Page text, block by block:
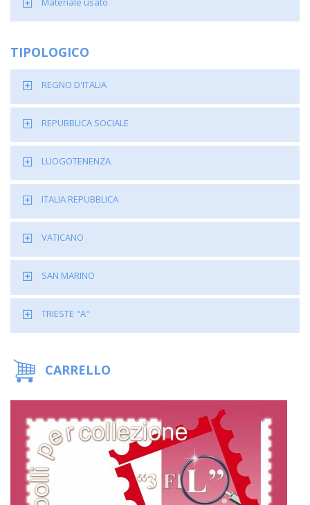
TIPOLOGICO
REGNO D'ITALIA
REPUBBLICA SOCIALE
LUOGOTENENZA
ITALIA REPUBBLICA
VATICANO
SAN MARINO
TRIESTE "A"
CARRELLO